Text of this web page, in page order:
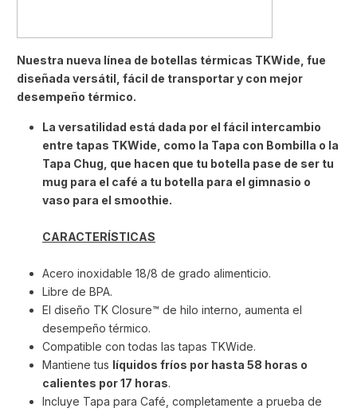
Nuestra nueva línea de botellas térmicas TKWide, fue
diseñada versátil, fácil de transportar y con mejor
desempeño térmico.
La versatilidad está dada por el fácil intercambio
entre tapas TKWide, como la Tapa con Bombilla o la
Tapa Chug, que hacen que tu botella pase de ser tu
mug para el café a tu botella para el gimnasio o
vaso para el smoothie.
CARACTERÍSTICAS
Acero inoxidable 18/8 de grado alimenticio.
Libre de BPA.
El diseño TK Closure™ de hilo interno, aumenta el
desempeño térmico.
Compatible con todas las tapas TKWide.
Mantiene tus líquidos fríos por hasta 58 horas o
calientes por 17 horas.
Incluye Tapa para Café, completamente a prueba de